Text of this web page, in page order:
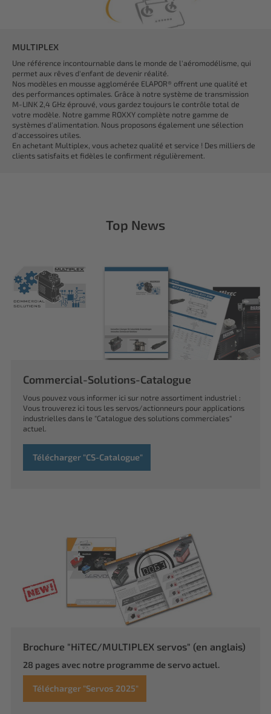
MULTIPLEX
Une référence incontournable dans le monde de l'aéromodélisme, qui
permet aux rêves d'enfant de devenir réalité.
Nos modèles en mousse agglomérée ELAPOR® offrent une qualité et
des performances optimales. Grâce à notre système de transmission
M-LINK 2,4 GHz éprouvé, vous gardez toujours le contrôle total de
votre modèle. Notre gamme ROXXY complète notre gamme de
systèmes d'alimentation. Nous proposons également une sélection
d'accessoires utiles.
En achetant Multiplex, vous achetez qualité et service ! Des milliers de
clients satisfaits et fidèles le confirment régulièrement.
Top News
Commercial-Solutions-Catalogue
Vous pouvez vous informer ici sur notre assortiment industriel :
Vous trouverez ici tous les servos/actionneurs pour applications
industrielles dans le "Catalogue des solutions commerciales"
actuel.
Télécharger "CS-Catalogue"
Brochure "HiTEC/MULTIPLEX servos" (en anglais)
28 pages avec notre programme de servo actuel.
Télécharger "Servos 2025"